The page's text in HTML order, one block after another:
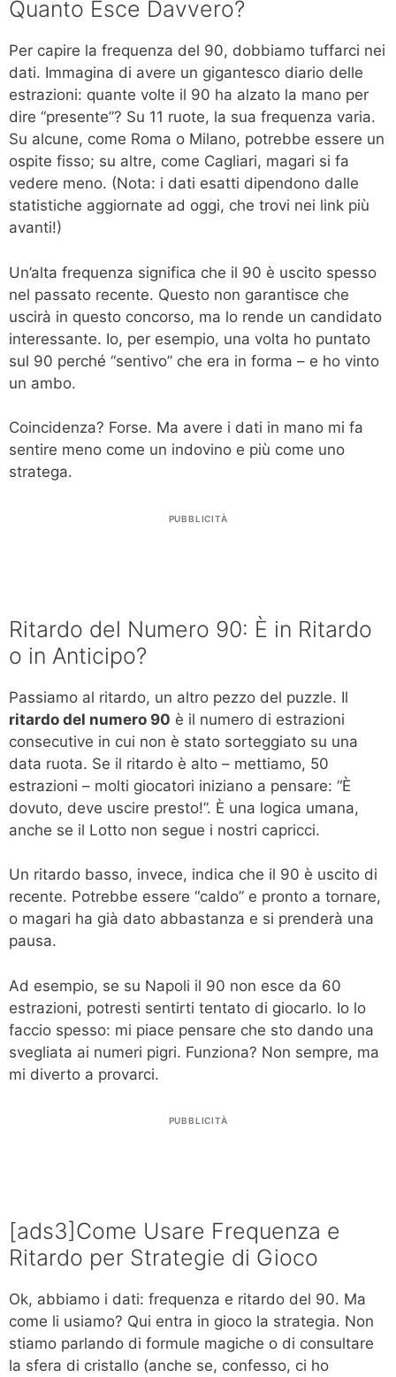
Quanto Esce Davvero?
Per capire la frequenza del 90, dobbiamo tuffarci nei
dati. Immagina di avere un gigantesco diario delle
estrazioni: quante volte il 90 ha alzato la mano per
dire “presente”? Su 11 ruote, la sua frequenza varia.
Su alcune, come Roma o Milano, potrebbe essere un
ospite fisso; su altre, come Cagliari, magari si fa
vedere meno. (Nota: i dati esatti dipendono dalle
statistiche aggiornate ad oggi, che trovi nei link più
avanti!)
Un’alta frequenza significa che il 90 è uscito spesso
nel passato recente. Questo non garantisce che
uscirà in questo concorso, ma lo rende un candidato
interessante. Io, per esempio, una volta ho puntato
sul 90 perché “sentivo” che era in forma – e ho vinto
un ambo.
Coincidenza? Forse. Ma avere i dati in mano mi fa
sentire meno come un indovino e più come uno
stratega.
PUBBLICITÀ
Ritardo del Numero 90: È in Ritardo
o in Anticipo?
Passiamo al ritardo, un altro pezzo del puzzle. Il
ritardo del numero 90 è il numero di estrazioni
consecutive in cui non è stato sorteggiato su una
data ruota. Se il ritardo è alto – mettiamo, 50
estrazioni – molti giocatori iniziano a pensare: “È
dovuto, deve uscire presto!”. È una logica umana,
anche se il Lotto non segue i nostri capricci.
Un ritardo basso, invece, indica che il 90 è uscito di
recente. Potrebbe essere “caldo” e pronto a tornare,
o magari ha già dato abbastanza e si prenderà una
pausa.
Ad esempio, se su Napoli il 90 non esce da 60
estrazioni, potresti sentirti tentato di giocarlo. Io lo
faccio spesso: mi piace pensare che sto dando una
svegliata ai numeri pigri. Funziona? Non sempre, ma
mi diverto a provarci.
PUBBLICITÀ
[ads3]Come Usare Frequenza e
Ritardo per Strategie di Gioco
Ok, abbiamo i dati: frequenza e ritardo del 90. Ma
come li usiamo? Qui entra in gioco la strategia. Non
stiamo parlando di formule magiche o di consultare
la sfera di cristallo (anche se, confesso, ci ho